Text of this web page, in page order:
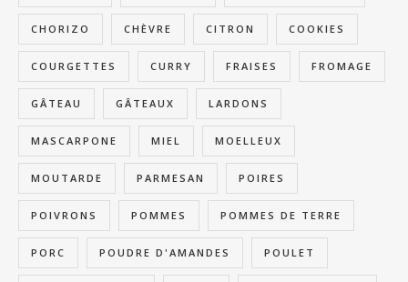
CHORIZO CHÈVRE CITRON COOKIES
COURGETTES CURRY FRAISES FROMAGE
GÂTEAU GÂTEAUX LARDONS
MASCARPONE MIEL MOELLEUX
MOUTARDE PARMESAN POIRES
POIVRONS POMMES POMMES DE TERRE
PORC POUDRE D'AMANDES POULET